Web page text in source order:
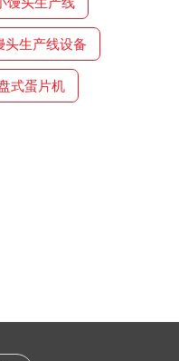
头生产线设备
式蛋片机